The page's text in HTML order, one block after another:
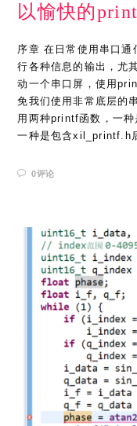
以愉快的
序章 在日常使用串口
行各种信息的输出，尤
动一个串口屏，使用
免我们使用非常底层的
用两种printf函数，一
一种是包含xil_printf.h
0评论